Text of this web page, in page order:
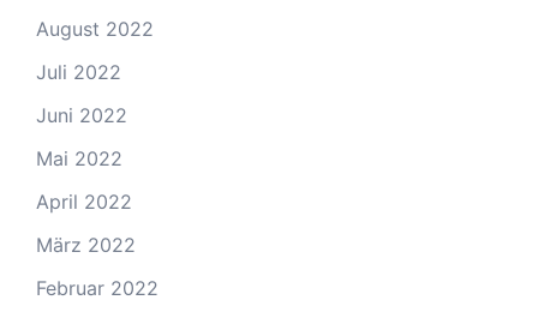
August 2022
Juli 2022
Juni 2022
Mai 2022
April 2022
März 2022
Februar 2022